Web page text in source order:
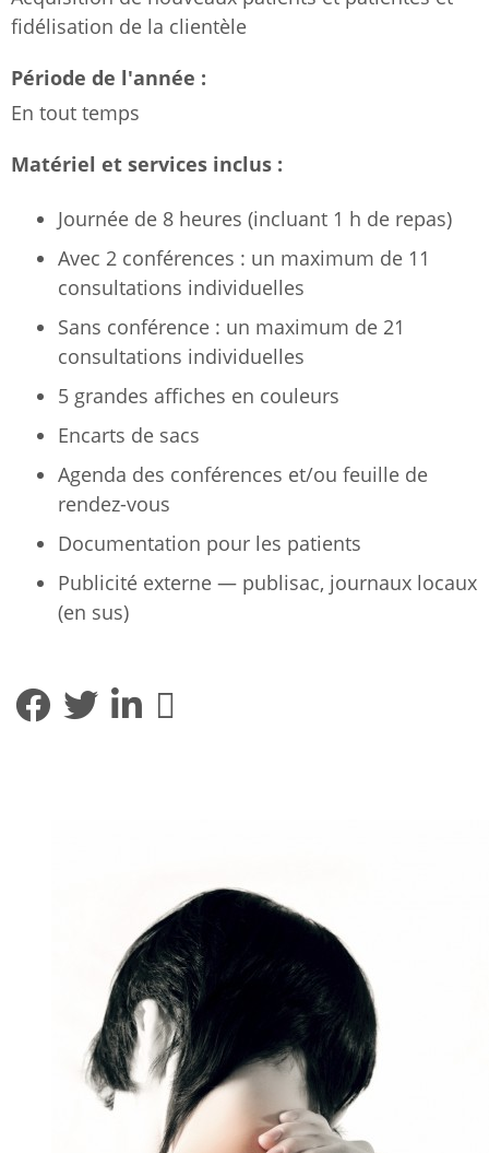
fidélisation de la clientèle
Période de l'année :
En tout temps
Matériel et services inclus :
Journée de 8 heures (incluant 1 h de repas)
Avec 2 conférences : un maximum de 11
consultations individuelles
Sans conférence : un maximum de 21
consultations individuelles
5 grandes affiches en couleurs
Encarts de sacs
Agenda des conférences et/ou feuille de
rendez-vous
Documentation pour les patients
Publicité externe — publisac, journaux locaux
(en sus)